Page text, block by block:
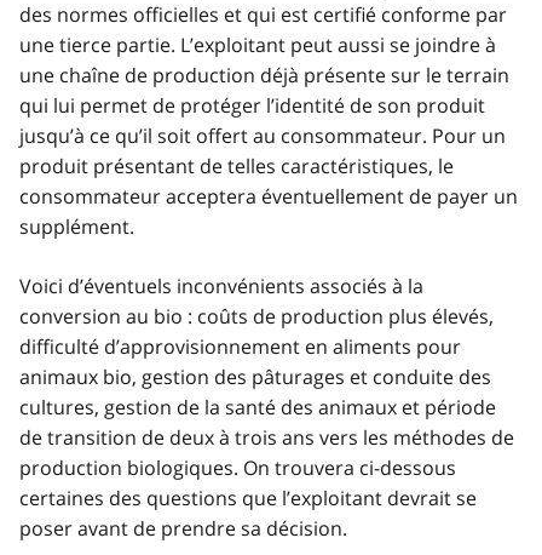
des normes officielles et qui est certifié conforme par
une tierce partie. L’exploitant peut aussi se joindre à
une chaîne de production déjà présente sur le terrain
qui lui permet de protéger l’identité de son produit
jusqu’à ce qu’il soit offert au consommateur. Pour un
produit présentant de telles caractéristiques, le
consommateur acceptera éventuellement de payer un
supplément.
Voici d’éventuels inconvénients associés à la
conversion au bio : coûts de production plus élevés,
difficulté d’approvisionnement en aliments pour
animaux bio, gestion des pâturages et conduite des
cultures, gestion de la santé des animaux et période
de transition de deux à trois ans vers les méthodes de
production biologiques. On trouvera ci-dessous
certaines des questions que l’exploitant devrait se
poser avant de prendre sa décision.